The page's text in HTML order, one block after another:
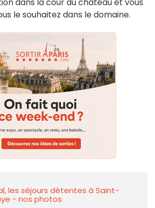
dans la cour du château et vous
le souhaitez dans le domaine.
les séjours détentes à Saint-
- nos photos